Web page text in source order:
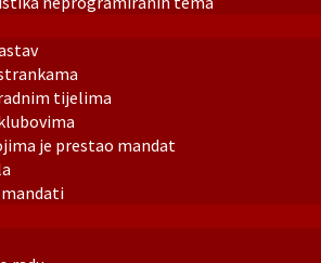
tijelima
je prestao mandat